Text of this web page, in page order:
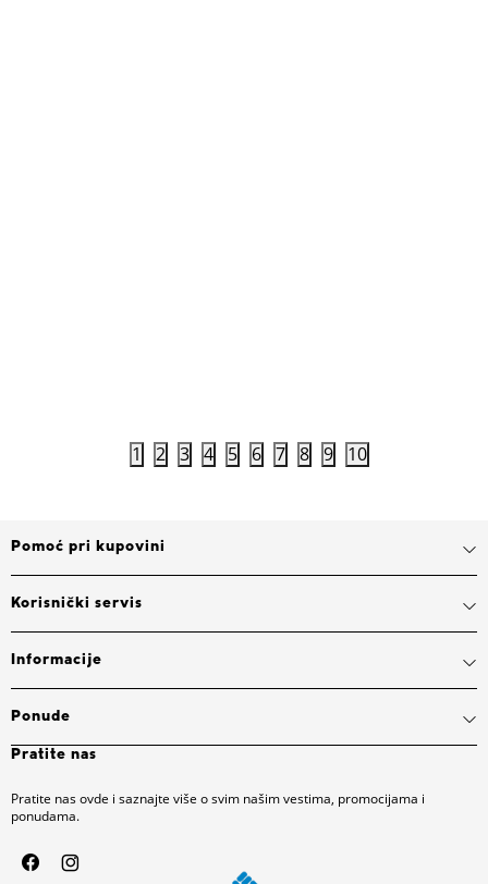
1 2 3 4 5 6 7 8 9 10
Pomoć pri kupovini
Korisnički servis
Informacije
Ponude
Pratite nas
Pratite nas ovde i saznajte više o svim našim vestima, promocijama i
ponudama.